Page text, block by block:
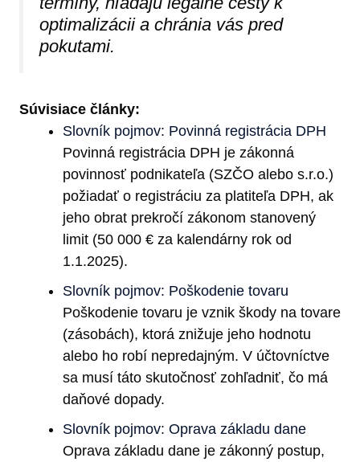
optimalizácii a chránia vás pred
pokutami.
Súvisiace články:
Slovník pojmov: Povinná registrácia DPH
Povinná registrácia DPH je zákonná
povinnosť podnikateľa (SZČO alebo s.r.o.)
požiadať o registráciu za platiteľa DPH, ak
jeho obrat prekročí zákonom stanovený
limit (50 000 € za kalendárny rok od
1.1.2025).
Slovník pojmov: Poškodenie tovaru
Poškodenie tovaru je vznik škody na tovare
(zásobách), ktorá znižuje jeho hodnotu
alebo ho robí nepredajným. V účtovníctve
sa musí táto skutočnosť zohľadniť, čo má
daňové dopady.
Slovník pojmov: Oprava základu dane
Oprava základu dane je zákonný postup,